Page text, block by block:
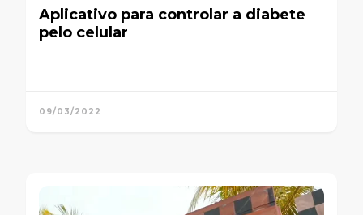
Aplicativo para controlar a diabete
pelo celular
09/03/2022